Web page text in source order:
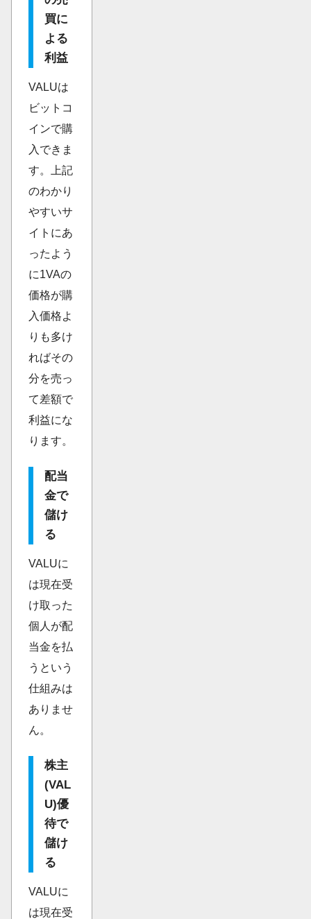
買に
よる
利益
VALUは
ビットコ
インで購
入できま
す。上記
のわかり
やすいサ
イトにあ
ったよう
に1VAの
価格が購
入価格よ
りも多け
ればその
分を売っ
て差額で
利益にな
ります。
配当
金で
儲け
る
VALUに
は現在受
け取った
個人が配
当金を払
うという
仕組みは
ありませ
ん。
株主
(VAL
U)優
待で
儲け
る
VALUに
は現在受